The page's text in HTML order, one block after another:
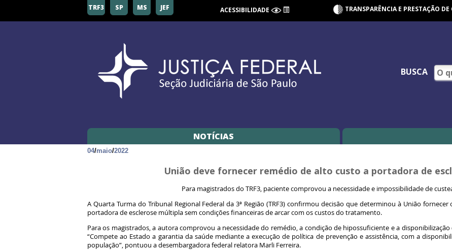
TRF3 SP MS JEF ACESSIBILIDADE TRANSPARÊNCIA E PRESTAÇÃO
BUSCA
NOTÍCIAS
04/maio/2022
União deve fornecer remédio de alto custo a portadora de
Para magistrados do TRF3, paciente comprovou a necessidade e impossibilidade de
A Quarta Turma do Tribunal Regional Federal da 3ª Região (TRF3) confirmou decisão que determinou à União
portadora de esclerose múltipla sem condições financeiras de arcar com os custos do tratamento.
Para os magistrados, a autora comprovou a necessidade do remédio, a condição de hipossuficiente e a disponibilização
“Compete ao Estado a garantia da saúde mediante a execução de política de prevenção e assistência, com a
população”, pontuou a desembargadora federal relatora Marli Ferreira.